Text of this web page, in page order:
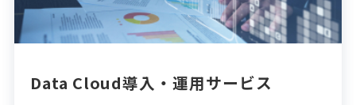
Data Cloud導入・運用サービス